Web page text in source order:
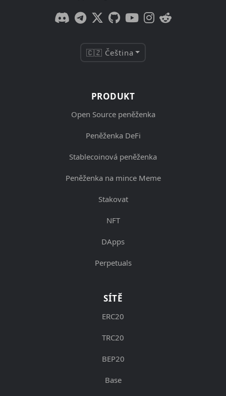
🇨🇿 Čeština
PRODUKT
Open Source peněženka
Peněženka DeFi
Stablecoinová peněženka
Peněženka na mince Meme
Stakovat
NFT
DApps
Perpetuals
SÍTĚ
ERC20
TRC20
BEP20
Base